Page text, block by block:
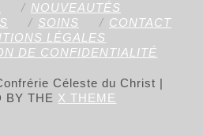
NOUVEAUTÉS
SOINS
CONTACT
LÉGALES
DE CONFIDENTIALITÉ
Céleste du Christ |
BY THE X THEME